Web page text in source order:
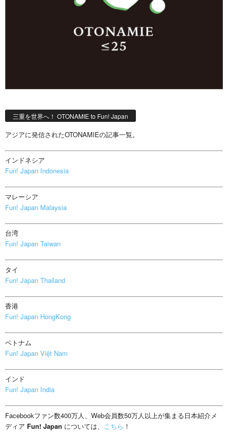
三重を世界へ！ OTONAMIE to Fun! Japan
アジアに発信されたOTONAMIEの記事一覧。
インドネシア
Fun! Japan Indonesia
マレーシア
Fun! Japan Malaysia
台湾
Fun! Japan Taiwan
タイ
Fun! Japan Thailand
香港
Fun! Japan HongKong
ベトナム
Fun! Japan Việt Nam
インド
Fun! Japan India
Facebookファン数400万人、Web会員数50万人以上が集まる日本紹介メ
ディア Fun! Japan については、 こちら ！